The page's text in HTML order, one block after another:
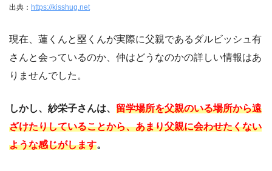
出典： https://kisshug.net
現在、蓮くんと塁くんが実際に父親であるダルビッシュ有
さんと会っているのか、仲はどうなのかの詳しい情報はあ
りませんでした。
しかし、紗栄子さんは、 留学場所を父親のいる場所から遠
ざけたりしていることから、あまり父親に会わせたくない
ような感じがします。